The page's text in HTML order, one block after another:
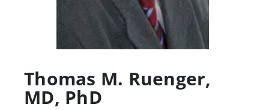
Thomas M. Ruenger,
MD, PhD